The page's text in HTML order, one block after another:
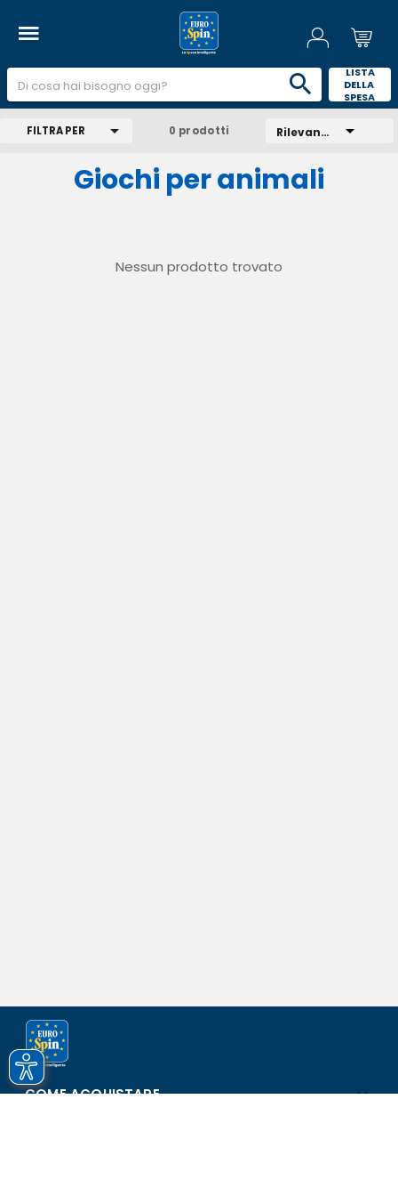
LISTA
DELLA
SPESA
FILTRA PER 0 prodotti Rilevanza
Giochi per animali
Nessun prodotto trovato
COME ACQUISTARE